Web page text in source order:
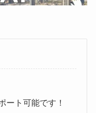
ート可能です！